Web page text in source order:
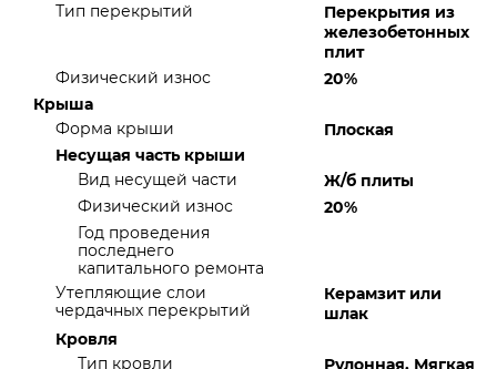
Тип перекрытий
Перекрытия из
железобетонных
плит
Физический износ
20%
Крыша
Форма крыши
Плоская
Несущая часть крыши
Вид несущей части
Ж/б плиты
Физический износ
20%
Год проведения
последнего
капитального ремонта
Утепляющие слои
чердачных перекрытий
Керамзит или
шлак
Кровля
Тип кровли
Рулонная, Мягкая